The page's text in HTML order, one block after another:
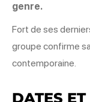
genre.
Fort de ses
groupe confirme
contemporaine.
DATES